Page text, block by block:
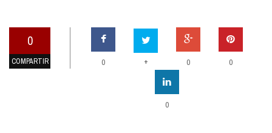
0
COMPARTIR 0 + 0 0
0